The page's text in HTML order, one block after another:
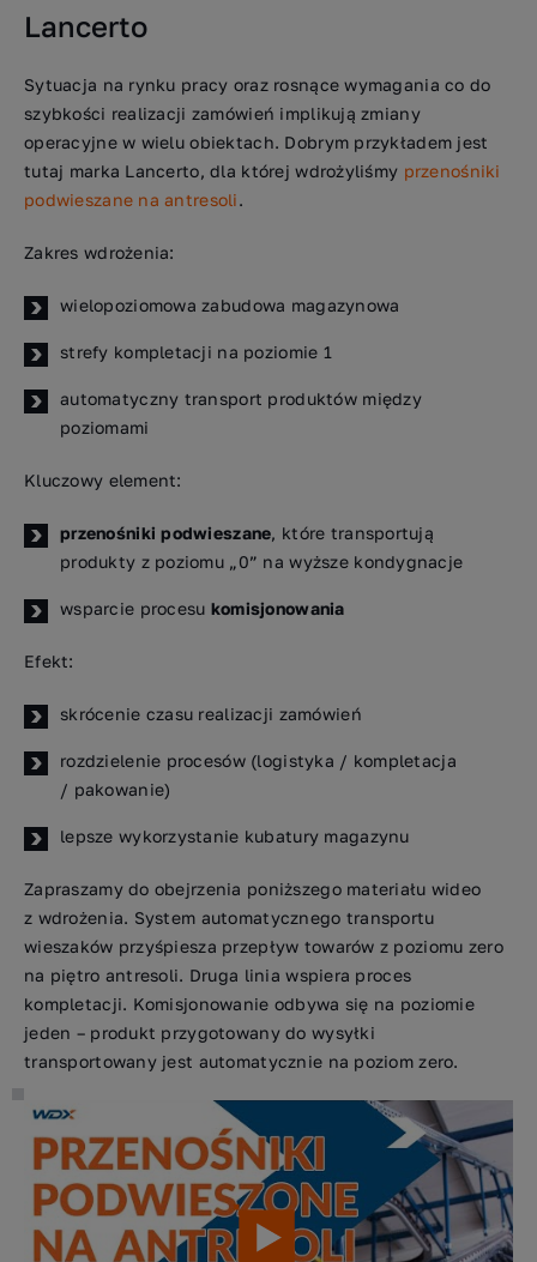
Lancerto
Sytuacja na rynku pracy oraz rosnące wymagania co do
szybkości realizacji zamówień implikują zmiany
operacyjne w wielu obiektach. Dobrym przykładem jest
tutaj marka Lancerto, dla której wdrożyliśmy przenośniki
podwieszane na antresoli.
Zakres wdrożenia:
wielopoziomowa zabudowa magazynowa
strefy kompletacji na poziomie 1
automatyczny transport produktów między
poziomami
Kluczowy element:
przenośniki podwieszane, które transportują
produkty z poziomu „0” na wyższe kondygnacje
wsparcie procesu komisjonowania
Efekt:
skrócenie czasu realizacji zamówień
rozdzielenie procesów (logistyka / kompletacja
/ pakowanie)
lepsze wykorzystanie kubatury magazynu
Zapraszamy do obejrzenia poniższego materiału wideo
z wdrożenia. System automatycznego transportu
wieszaków przyśpiesza przepływ towarów z poziomu zero
na piętro antresoli. Druga linia wspiera proces
kompletacji. Komisjonowanie odbywa się na poziomie
jeden – produkt przygotowany do wysyłki
transportowany jest automatycznie na poziom zero.